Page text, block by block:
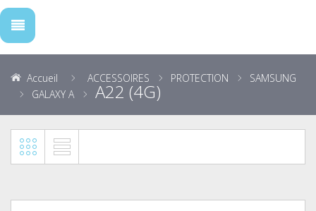
Accueil ACCESSOIRES PROTECTION
SAMSUNG
GALAXY A
A22 (4G)